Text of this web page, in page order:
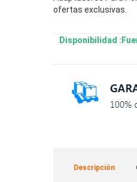
ofertas exclusivas.
Disponibilidad
Descripción